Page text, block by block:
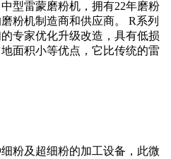
型雷蒙磨粉机，拥有22年磨粉
粉机制造商和供应商。 R系列
专家优化升级改造，具有低损
面积小等优点，它比传统的雷
粉及超细粉的加工设备，此微